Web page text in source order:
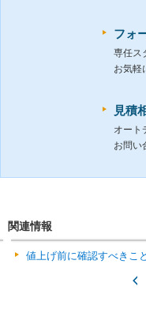
フォ
専任ス
お気軽
見積
オート
お問い
関連情報
値上げ前に確認すべきこと